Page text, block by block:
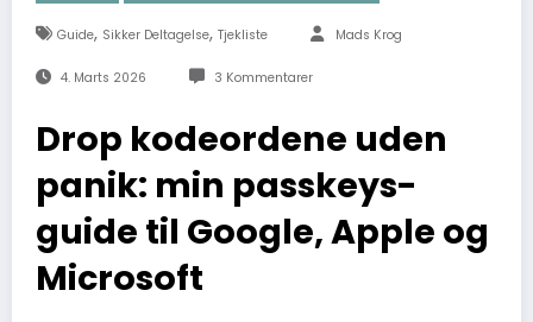
Guide, Sikker Deltagelse, Tjekliste Mads Krog
4. Marts 2026 3 Kommentarer
Drop kodeordene uden
panik: min passkeys-
guide til Google, Apple og
Microsoft